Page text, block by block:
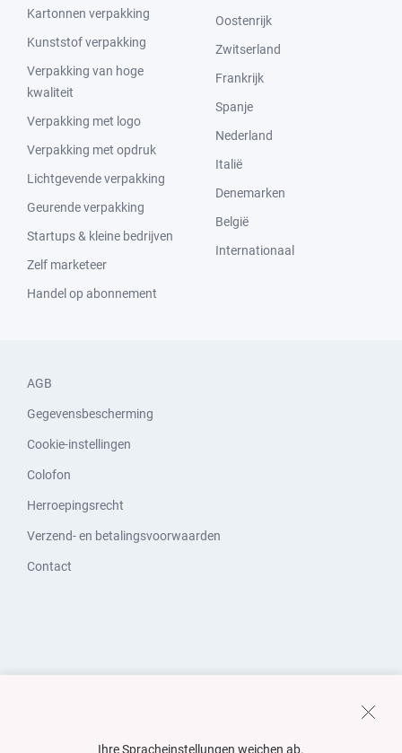
Kartonnen verpakking
Kunststof verpakking
Verpakking van hoge
kwaliteit
Verpakking met logo
Verpakking met opdruk
Lichtgevende verpakking
Geurende verpakking
Startups & kleine bedrijven
Zelf marketeer
Handel op abonnement
Oostenrijk
Zwitserland
Frankrijk
Spanje
Nederland
Italië
Denemarken
België
Internationaal
AGB
Gegevensbescherming
Cookie-instellingen
Colofon
Herroepingsrecht
Verzend- en betalingsvoorwaarden
Contact
Ihre Spracheinstellungen weichen ab.